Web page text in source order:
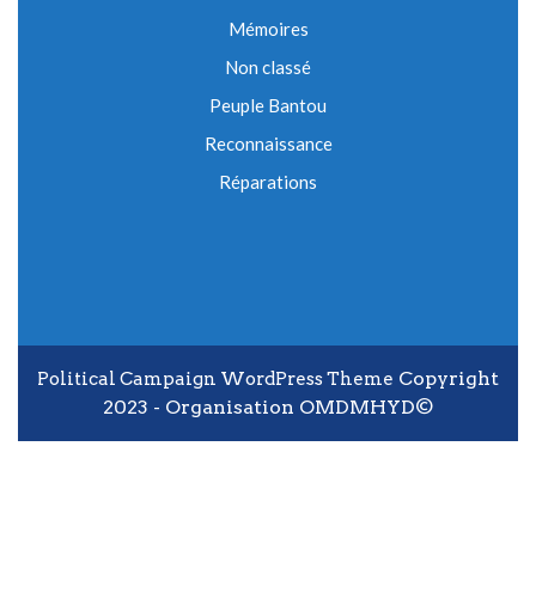
Mémoires
Non classé
Peuple Bantou
Reconnaissance
Réparations
Political Campaign WordPress Theme Copyright
2023 - Organisation OMDMHYD©